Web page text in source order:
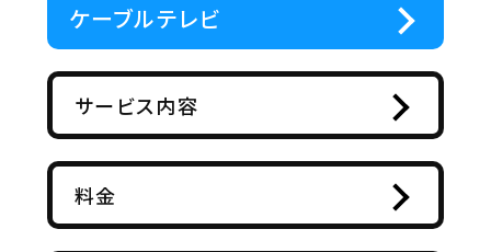
ケーブルテレビ
サービス内容
料金